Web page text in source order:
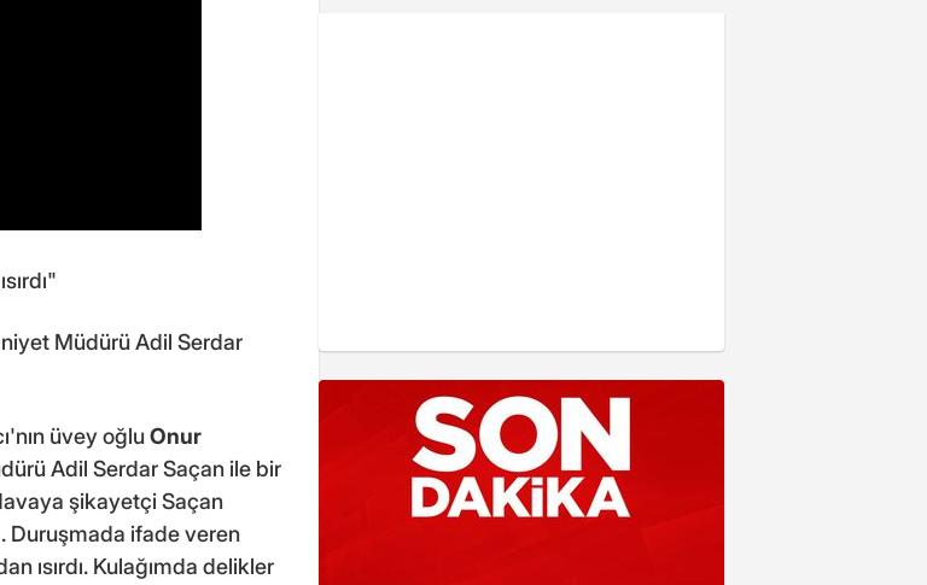
Müdürü Adil Serdar
üvey oğluOnur
Adil Serdar Saçan ile bir
şikayetçi Saçan
Duruşmada ifade veren
ısırdı. Kulağımda delikler